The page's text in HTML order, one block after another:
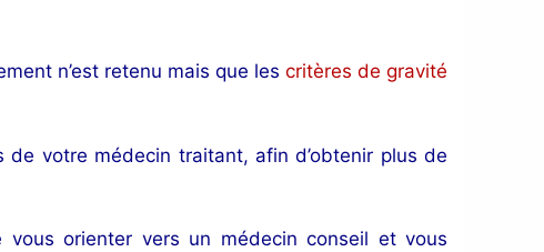
n’est retenu mais que les critères de gravité
votre médecin traitant, afin d’obtenir plus de
orienter vers un médecin conseil et vous